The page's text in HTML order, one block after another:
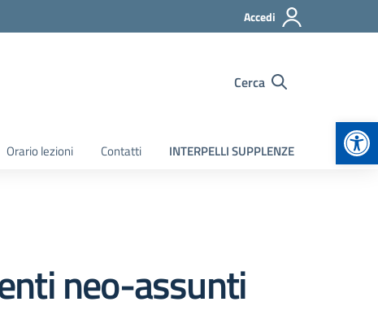
Accedi
Cerca
Orario lezioni Contatti INTERPELLI SUPPLENZE
neo-assunti